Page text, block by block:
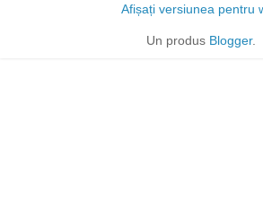
Afișați versiunea pentru
Un produs Blogger.